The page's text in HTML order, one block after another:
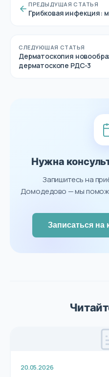
ПРЕДЫДУЩАЯ СТАТЬЯ
Грибковая инфекция:
СЛЕДУЮЩАЯ СТАТЬЯ
Дерматоскопия
дерматоскопе РДС-3
Нужна
Запишитесь на
Домодедово — мы
Записаться на
20.05.2026